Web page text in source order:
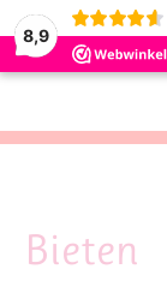
8,9
content
Bieten